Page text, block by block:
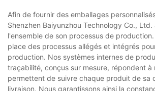
Afin de fournir des emballages
Shenzhen Baiyunzhou Technology Co., Ltd.
l'ensemble de son processus de
place des processus allégés et intégrés
production. Nos systèmes internes de
traçabilité, conçus sur mesure, répondent à
permettent de suivre chaque produit de sa
livraison. Nous garantissons ainsi la